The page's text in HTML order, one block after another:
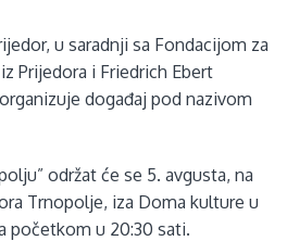
u saradnji sa Fondacijom za
Prijedora i Friedrich Ebert
događaj pod nazivom
održat će se 5. avgusta, na
Trnopolje, iza Doma kulture u
početkom u 20:30 sati.